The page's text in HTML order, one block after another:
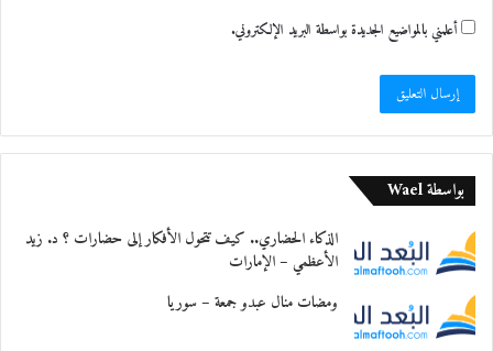
أعلمني بالمواضيع الجديدة بواسطة البريد الإلكتروني.
بواسطة Wael
الذكاء الحضاري.. كيف تتحول الأفكار إلى حضارات ؟ د. زيد
الأعظمي – الإمارات
ومضات منال عبدو جمعة – سوريا